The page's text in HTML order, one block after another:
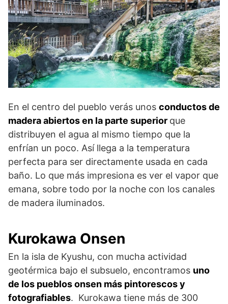
En el centro del pueblo verás unos conductos de
madera abiertos en la parte superior que
distribuyen el agua al mismo tiempo que la
enfrían un poco. Así llega a la temperatura
perfecta para ser directamente usada en cada
baño. Lo que más impresiona es ver el vapor que
emana, sobre todo por la noche con los canales
de madera iluminados.
Kurokawa Onsen
En la isla de Kyushu, con mucha actividad
geotérmica bajo el subsuelo, encontramos uno
de los pueblos onsen más pintorescos y
fotografiables. Kurokawa tiene más de 300